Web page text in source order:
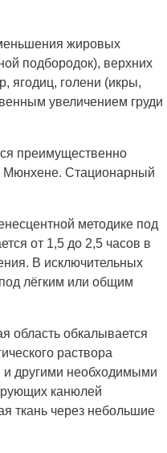
жировых
подбородок), верхних
ягодиц, голени (икры,
увеличением груди
преимущественно
Мюнхене. Стационарный
методике под
от 1,5 до 2,5 часов в
В исключительных
лёгким или общим
область обкалывается
раствора
другими необходимыми
канюлей
ткань через небольшие